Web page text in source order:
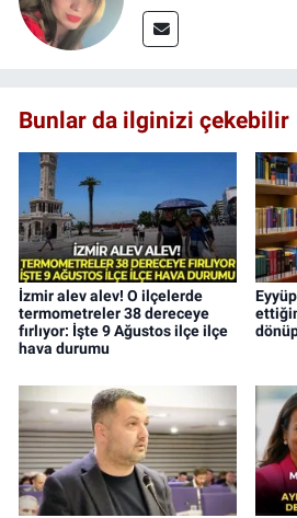
Bunlar da ilginizi çekebilir
İzmir alev alev! O ilçelerde
termometreler 38 dereceye
fırlıyor: İşte 9 Ağustos ilçe ilçe
hava durumu